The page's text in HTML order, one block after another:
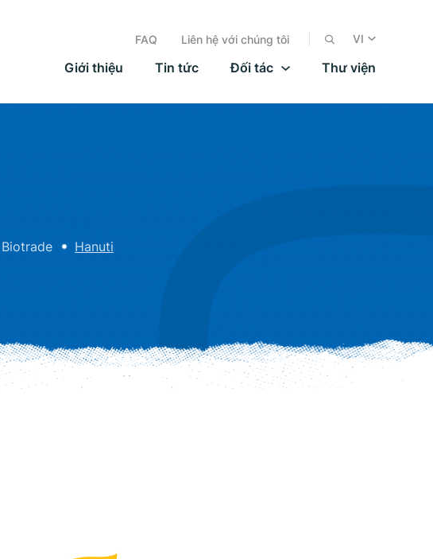
Hanuti
FAQ Liên hệ với chúng tôi VI
Giới thiệu Tin tức Đối tác Thư viện